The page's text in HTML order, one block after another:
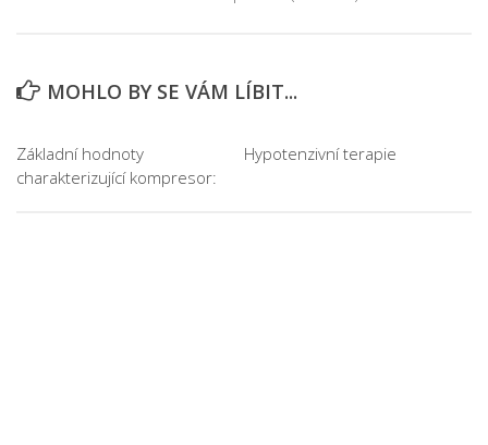
MOHLO BY SE VÁM LÍBIT...
Základní hodnoty
charakterizující kompresor:
Hypotenzivní terapie